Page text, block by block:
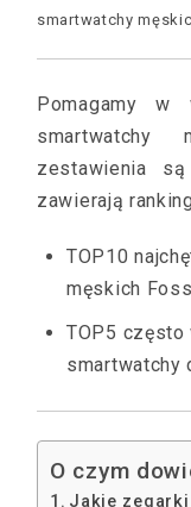
smartwatchy
Pomagamy w
smartwatchy
zestawienia
zawierają
TOP10
męskich
TOP5 często
smartwatchy
O czym
Jakie